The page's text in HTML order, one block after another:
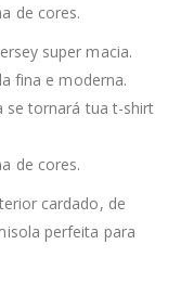
de cores.
super macia.
fina e moderna.
se tornará tua t-shirt
de cores.
cardado, de
perfeita para